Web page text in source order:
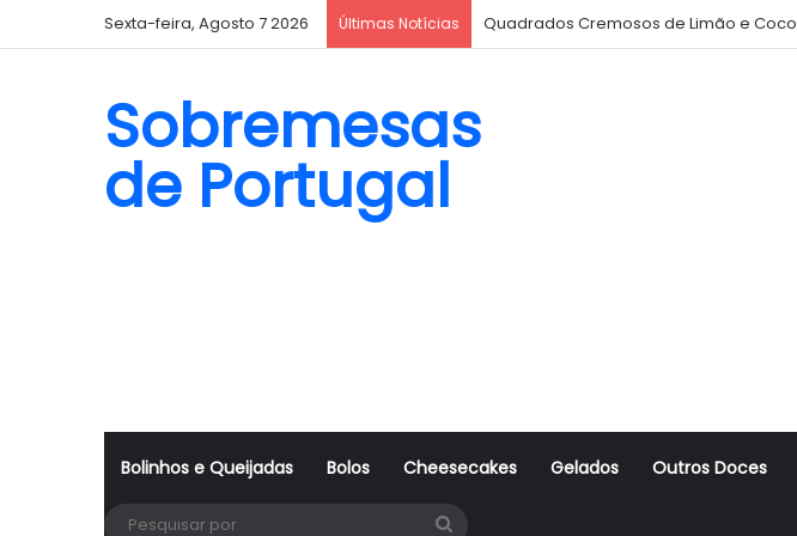
Sexta-feira, Agosto 7 2026 Últimas Notícias Quadrados Cremosos de Limão e Coco
Sobremesas
de Portugal
Bolinhos e Queijadas Bolos Cheesecakes Gelados Outros Doces